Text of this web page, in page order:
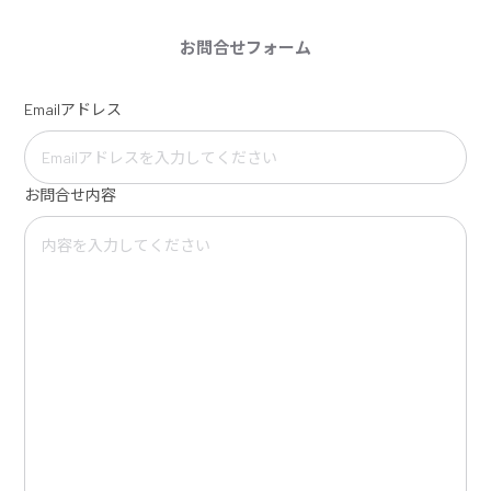
お問合せフォーム
Emailアドレス
お問合せ内容